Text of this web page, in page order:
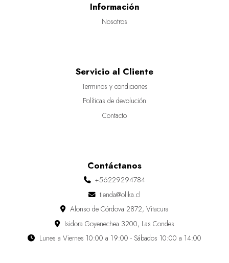
Información
Nosotros
Servicio al Cliente
Terminos y condiciones
Políticas de devolución
Contacto
Contáctanos
+56229294784
tienda@olika.cl
Alonso de Córdova 2872, Vitacura
Isidora Goyenechea 3200, Las Condes
Lunes a Viernes 10:00 a 19:00 - Sábados 10:00 a 14:00